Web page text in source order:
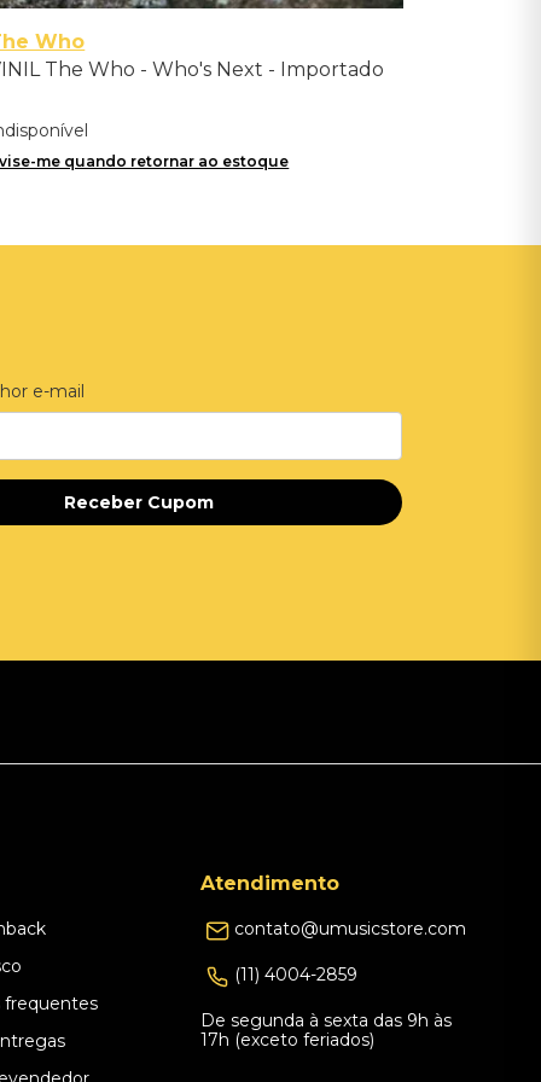
Who
The Who - Who's Next - Importado
me quando retornar ao estoque
e-mail
Receber Cupom
frequentes
Atendimento
contato@umusicstore.com
(11) 4004-2859
De segunda à sexta das 9h às
17h (exceto feriados)